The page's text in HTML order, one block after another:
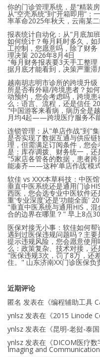
你的门诊管理系统，是“精装房
从“空壳系统”到“开箱即用”
率革命2025年秋天，云南某
报表统计自动化：从"月底加
如何统计？每月耗时多久，
工控制，您愿意吗，除了财
理决策 2026年8月4日
"每月财务报表要3天手工整
据月底才能看到，决策严重
越南胡志明市诊所的跨境升
所是否有外籍/跨境患者？如
动预约，您会考虑吗，跨境
么：语言、流程，还是信任
"中国游客来看病，病历全是
月均4起——跨境医疗服务不
连锁管理：从"单店作战"到"
是否实现了数据互通与供应
理，但需满足订阅条件，您
是：库存调拨、财务统一，还
"5家店各管各的数据，患者
能凑齐——这种'单店作战'模
软佳 vs XXX本草科技：中医
垂直中医系统还是通用门诊
西医，您会选专业中医软件
重'专业深度'还是'功能全面'
"垂直中医系统与通用HIS，
合的边界在哪里？" 早上8点
医保对接无小事：软佳如何
遇到过医保违规问题吗？主
提示违规风险，您会愿意使
么：政策复杂、技术对接，还
"医保违规3次，罚了8万，
住。" 山东济南XX门诊医保
近期评论
匿名 发表在《编程辅助工具
ynlsz 发表在《2015 Linode
ynlsz 发表在《昆明-老挝-泰
ynlsz 发表在《DICOM医疗
Imaging and